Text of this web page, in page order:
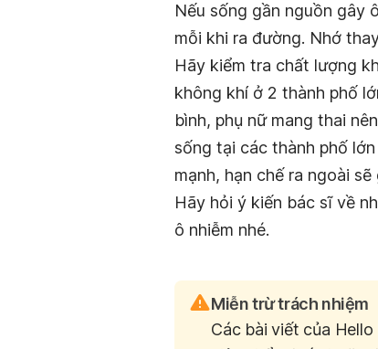
Nếu sống gần nguồn gây
mỗi khi ra đường. Nhớ
Hãy kiểm tra chất lượng
không khí ở 2 thành phố
bình, phụ nữ mang thai
sống tại các thành phố
mạnh, hạn chế ra ngoài
Hãy hỏi ý kiến bác sĩ về
ô nhiễm nhé.
Miễn trừ trách nhiệm
Các bài viết của